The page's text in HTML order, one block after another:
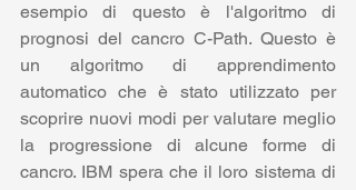
esempio di questo è l'algoritmo di
prognosi del cancro C-Path. Questo è
un algoritmo di apprendimento
automatico che è stato utilizzato per
scoprire nuovi modi per valutare meglio
la progressione di alcune forme di
cancro. IBM spera che il loro sistema di